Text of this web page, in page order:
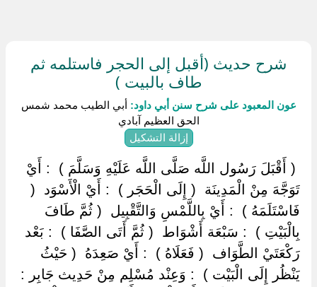
شرح حديث (أقبل إلى الحجر فاستلمه ثم
طاف بالبيت )
عون المعبود على شرح سنن أبي داود: أبي الطيب محمد شمس
الحق العظيم آبادي
إزالة التشكيل
‏ ‏( أَقْبَلَ رَسُول اللَّه صَلَّى اللَّه عَلَيْهِ وَسَلَّمَ ) ‏ ‏: أَيْ
تَوَجَّهَ مِنْ الْمَدِينَة ‏ ‏( إِلَى الْحَجَر ) ‏ ‏: أَيْ الْأَسْوَد ‏ ‏(
فَاسْتَلَمَهُ ) ‏ ‏: أَيْ بِاللَّمْسِ وَالتَّقْبِيل ‏ ‏( ثُمَّ طَافَ
بِالْبَيْتِ ) ‏ ‏: سَبْعَة أَشْوَاط ‏ ‏( ثُمَّ أَتَى الصَّفَا ) ‏ ‏: بَعْد
رَكْعَتَيْ الطَّوَاف ‏ ‏( فَعَلَاهُ ) ‏ ‏: أَيْ صَعِدَهُ ‏ ‏( حَيْثُ
يَنْظُر إِلَى الْبَيْت ) ‏ ‏: وَعِنْد مُسْلِم مِنْ حَدِيث جَابِر :